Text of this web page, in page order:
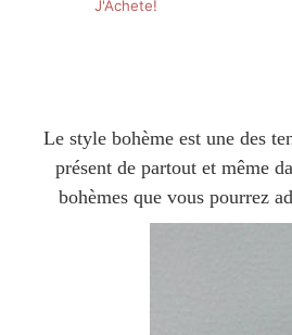
Le style bohème est une des
présent de partout et même
bohèmes que vous pourrez